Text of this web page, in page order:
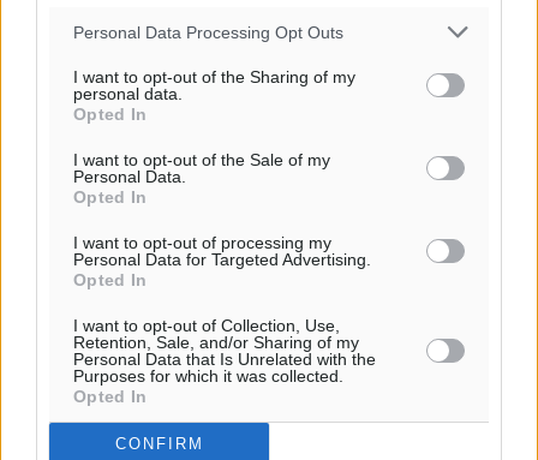
Personal Data Processing Opt Outs
I want to opt-out of the Sharing of my
personal data.
Opted In
I want to opt-out of the Sale of my
Personal Data.
Opted In
I want to opt-out of processing my
Personal Data for Targeted Advertising.
Opted In
I want to opt-out of Collection, Use,
Retention, Sale, and/or Sharing of my
Personal Data that Is Unrelated with the
Purposes for which it was collected.
Opted In
CONFIRM
Στη Λέρο ο πρόεδρος του ΠΑΣΟΚ Νίκος Ανδρουλάκης
Στα 2-2,35 GW ο στόχος για τα πρώτα υπεράκτια
αιολικά πάρκα που θα λειτουργήσουν στη χώρα μας
Ειδήσεις• πριν 2 ώρες
γεωπολιτικές αναταράξεις